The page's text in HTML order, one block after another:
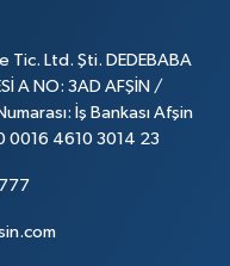
Tic. Ltd. Şti. DEDEBABA
A NO: 3AD AFŞİN /
İş Bankası Afşin
0016 4610 3014 23